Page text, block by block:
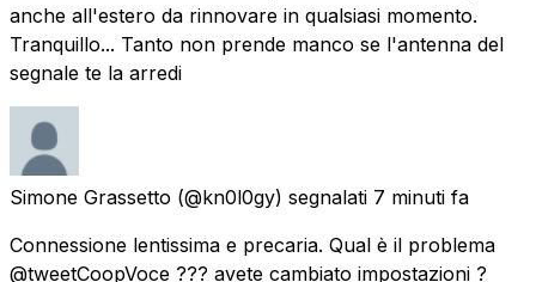
anche all'estero da rinnovare in qualsiasi momento.
Tranquillo... Tanto non prende manco se l'antenna del
segnale te la arredi
Simone Grassetto (@kn0l0gy) segnalati 7 minuti fa
Connessione lentissima e precaria. Qual è il problema
@tweetCoopVoce ??? avete cambiato impostazioni ?